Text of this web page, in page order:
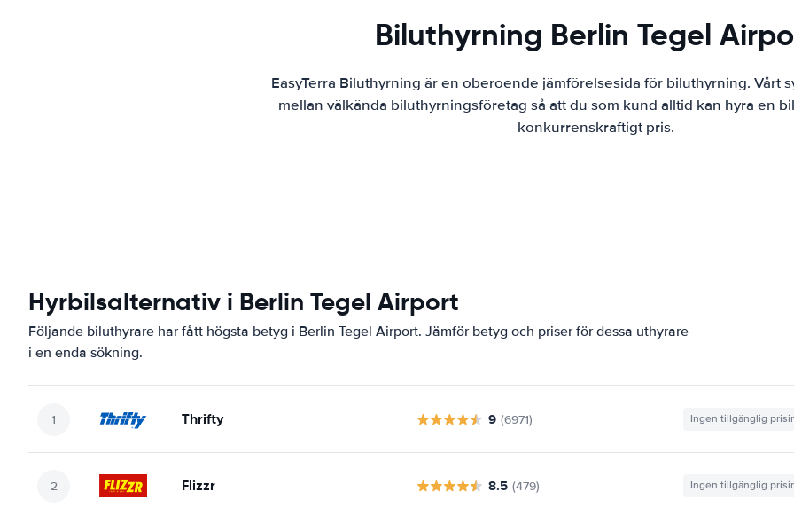
Biluthyrning Berlin Tegel
EasyTerra Biluthyrning är en oberoende jämförelsesida för biluthyrning. Vårt
mellan välkända biluthyrningsföretag så att du som kund alltid kan hyra en
konkurrenskraftigt pris.
Hyrbilsalternativ i Berlin Tegel Airport
Följande biluthyrare har fått högsta betyg i Berlin Tegel Airport. Jämför betyg och priser för dessa uthyrare
i en enda sökning.
Thrifty 9 (6971) Ingen tillgänglig
Flizzr 8.5 (479) Ingen tillgänglig